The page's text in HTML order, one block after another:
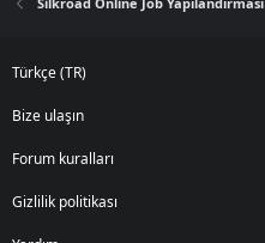
Türkçe (TR)
Bize ulaşın
Forum kuralları
Gizlilik politikası